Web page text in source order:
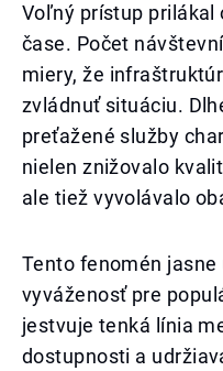
Voľný prístup prilákal
čase. Počet
miery, že
zvládnuť situáciu.
preťažené služby
nielen znižovalo
ale tiež vyvolávalo
Tento fenomén
vyváženosť pre
jestvuje tenká línia
dostupnosti a